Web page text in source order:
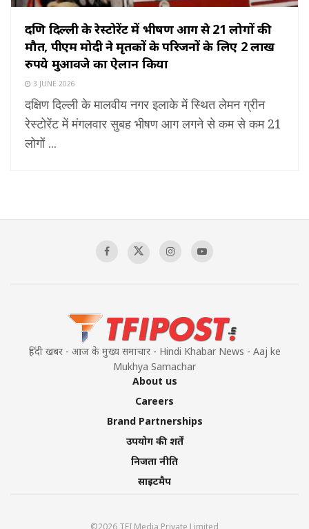
दक्षिण दिल्ली के रेस्टोरेंट में भीषण आग से 21 लोगों की
मौत, पीएम मोदी ने मृतकों के परिजनों के लिए 2 लाख
रुपये मुआवजे का ऐलान किया
3 JUNE 2026
दक्षिण दिल्ली के मालवीय नगर इलाके में स्थित लेमन ग्रीन
रेस्टोरेंट में मंगलवार सुबह भीषण आग लगने से कम से कम 21
लोगों ...
हिंदी खबर - आज के मुख्य समाचार - Hindi Khabar News - Aaj ke
Mukhya Samachar
About us
Careers
Brand Partnerships
उपयोग की शर्तें
निजता नीति
साइटमैप